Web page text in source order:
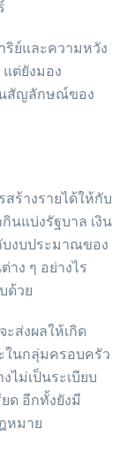
ริย์และความหวัง
ต่ยังมอง
นสัญลักษณ์ของ
ร้างรายได้ให้กับ
นแบ่งรัฐบาล เงิน
บงบประมาณของ
ง ๆ อย่างไร
ด้วย
ส่งผลให้เกิด
ในกลุ่มครอบครัว
ไม่เป็นระเบียบ
ด อีกทั้งยังมี
หมาย